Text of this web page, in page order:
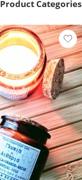
Product Categories